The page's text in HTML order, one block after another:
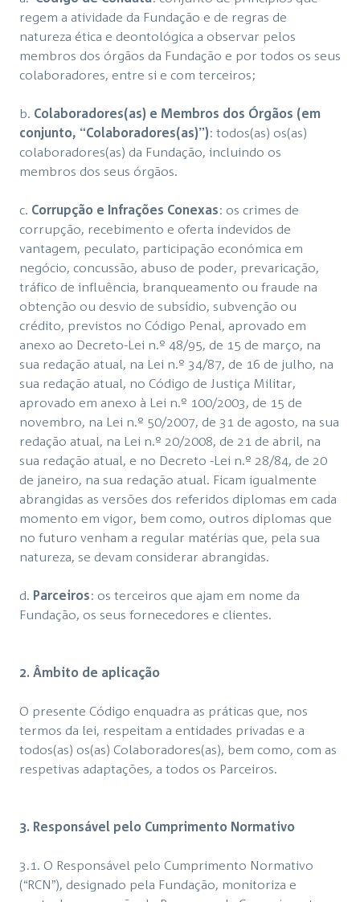
regem a atividade da Fundação e de regras de
natureza ética e deontológica a observar pelos
membros dos órgãos da Fundação e por todos os seus
colaboradores, entre si e com terceiros;
b. Colaboradores(as) e Membros dos Órgãos (em
conjunto, “Colaboradores(as)”): todos(as) os(as)
colaboradores(as) da Fundação, incluindo os
membros dos seus órgãos.
c. Corrupção e Infrações Conexas: os crimes de
corrupção, recebimento e oferta indevidos de
vantagem, peculato, participação económica em
negócio, concussão, abuso de poder, prevaricação,
tráfico de influência, branqueamento ou fraude na
obtenção ou desvio de subsídio, subvenção ou
crédito, previstos no Código Penal, aprovado em
anexo ao Decreto-Lei n.º 48/95, de 15 de março, na
sua redação atual, na Lei n.º 34/87, de 16 de julho, na
sua redação atual, no Código de Justiça Militar,
aprovado em anexo à Lei n.º 100/2003, de 15 de
novembro, na Lei n.º 50/2007, de 31 de agosto, na sua
redação atual, na Lei n.º 20/2008, de 21 de abril, na
sua redação atual, e no Decreto -Lei n.º 28/84, de 20
de janeiro, na sua redação atual. Ficam igualmente
abrangidas as versões dos referidos diplomas em cada
momento em vigor, bem como, outros diplomas que
no futuro venham a regular matérias que, pela sua
natureza, se devam considerar abrangidas.
d. Parceiros: os terceiros que ajam em nome da
Fundação, os seus fornecedores e clientes.
2. Âmbito de aplicação
O presente Código enquadra as práticas que, nos
termos da lei, respeitam a entidades privadas e a
todos(as) os(as) Colaboradores(as), bem como, com as
respetivas adaptações, a todos os Parceiros.
3. Responsável pelo Cumprimento Normativo
3.1. O Responsável pelo Cumprimento Normativo
(“RCN”), designado pela Fundação, monitoriza e